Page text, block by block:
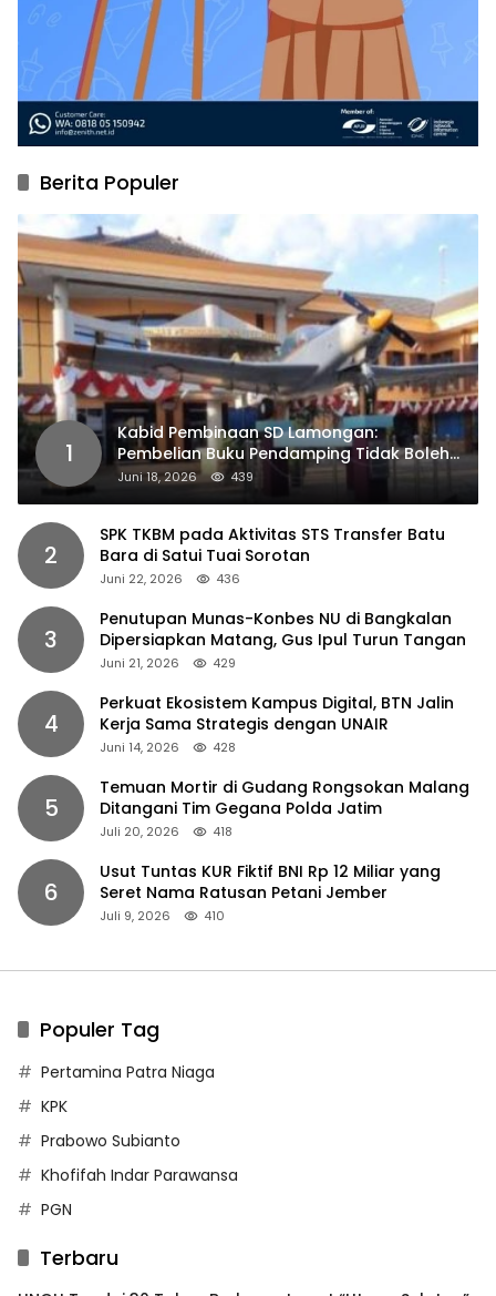
Berita Populer
1
Kabid Pembinaan SD Lamongan:
Pembelian Buku Pendamping Tidak Boleh
Dipaksakan
Juni 18, 2026 439
2
SPK TKBM pada Aktivitas STS Transfer Batu
Bara di Satui Tuai Sorotan
Juni 22, 2026 436
3
Penutupan Munas-Konbes NU di Bangkalan
Dipersiapkan Matang, Gus Ipul Turun Tangan
Juni 21, 2026 429
4
Perkuat Ekosistem Kampus Digital, BTN Jalin
Kerja Sama Strategis dengan UNAIR
Juni 14, 2026 428
5
Temuan Mortir di Gudang Rongsokan Malang
Ditangani Tim Gegana Polda Jatim
Juli 20, 2026 418
6
Usut Tuntas KUR Fiktif BNI Rp 12 Miliar yang
Seret Nama Ratusan Petani Jember
Juli 9, 2026 410
Populer Tag
Pertamina Patra Niaga
KPK
Prabowo Subianto
Khofifah Indar Parawansa
PGN
Terbaru